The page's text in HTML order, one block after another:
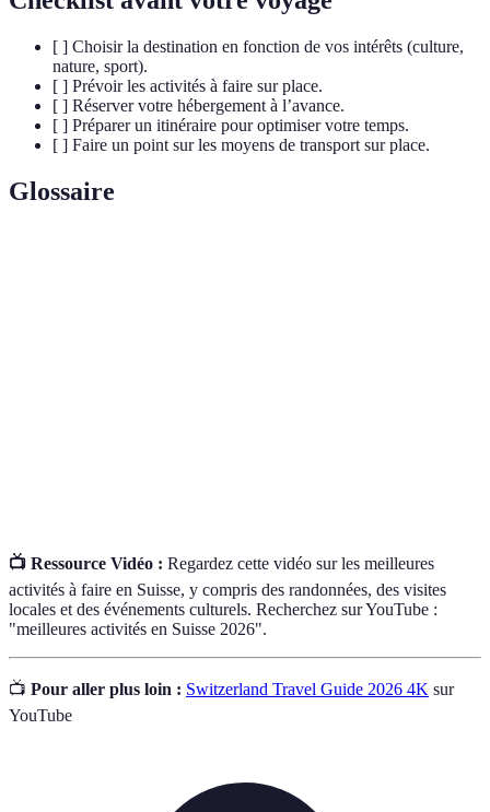
[ ] Choisir la destination en fonction de vos intérêts (culture,
nature, sport).
[ ] Prévoir les activités à faire sur place.
[ ] Réserver votre hébergement à l’avance.
[ ] Préparer un itinéraire pour optimiser votre temps.
[ ] Faire un point sur les moyens de transport sur place.
Glossaire
📺 Ressource Vidéo : Regardez cette vidéo sur les meilleures
activités à faire en Suisse, y compris des randonnées, des visites
locales et des événements culturels. Recherchez sur YouTube :
"meilleures activités en Suisse 2026".
📺 Pour aller plus loin : Switzerland Travel Guide 2026 4K sur
YouTube